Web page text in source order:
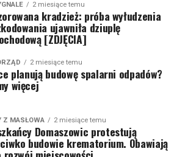
2 miesiące temu
kradzież: próba wyłudzenia
ujawniła dziuplę
[ZDJĘCIA]
2 miesiące temu
planują budowę spalarni odpadów?
więcej
Z MASŁOWA 2 miesiące temu
Domaszowic protestują
budowie krematorium. Obawiają